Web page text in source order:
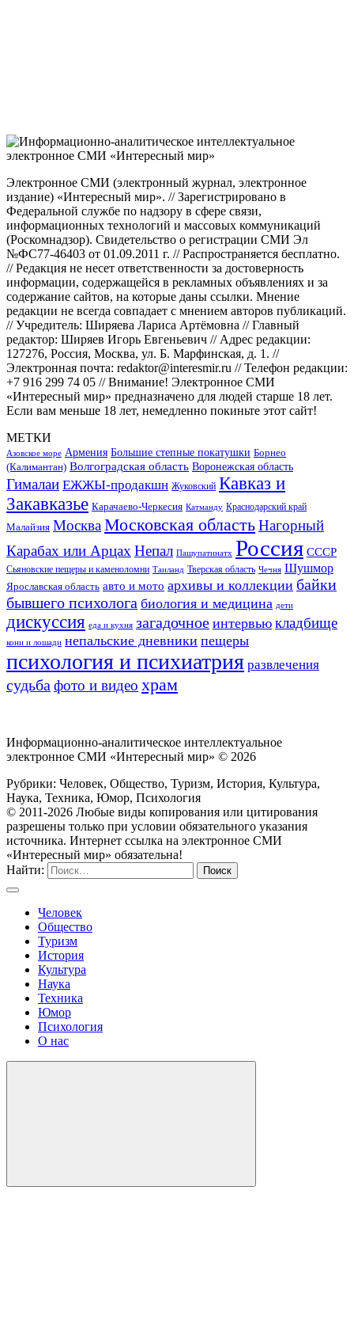
Электронное СМИ (электронный журнал, электронное
издание) «Интересный мир». // Зарегистрировано в
Федеральной службе по надзору в сфере связи,
информационных технологий и массовых коммуникаций
(Роскомнадзор). Свидетельство о регистрации СМИ Эл
№ФС77-46403 от 01.09.2011 г. // Распространяется бесплатно.
// Редакция не несет ответственности за достоверность
информации, содержащейся в рекламных объявлениях и за
содержание сайтов, на которые даны ссылки. Мнение
редакции не всегда совпадает с мнением авторов публикаций.
// Учредитель: Ширяева Лариса Артёмовна // Главный
редактор: Ширяев Игорь Евгеньевич // Адрес редакции:
127276, Россия, Москва, ул. Б. Марфинская, д. 1. //
Электронная почта: redaktor@interesmir.ru // Телефон редакции:
+7 916 299 74 05 // Внимание! Электронное СМИ
«Интересный мир» предназначено для людей старше 18 лет.
Если вам меньше 18 лет, немедленно покиньте этот сайт!
МЕТКИ
Азовское море Армения Большие степные покатушки Борнео
(Калимантан) Волгоградская область Воронежская область
Гималаи ЕЖЖЫ-продакшн Жуковский Кавказ и
Закавказье Карачаево-Черкесия Катманду Краснодарский край
Малайзия МоскваМосковская областьНагорный
Карабах или Арцах Непал Пашупатинатх Россия СССР
Сьяновские пещеры и каменоломни Таиланд Тверская область Чечня Шушмор
Ярославская область авто и мото архивы и коллекции байки
бывшего психолога биология и медицина дети
дискуссия еда и кухня загадочное интервью кладбище
кони и лошади непальские дневники пещеры
психология и психиатрия развлечения
судьба фото и видео храм
Информационно-аналитическое интеллектуальное
электронное СМИ «Интересный мир» © 2026
Рубрики: Человек, Общество, Туризм, История, Культура,
Наука, Техника, Юмор, Психология
© 2011-2026 Любые виды копирования или цитирования
разрешены только при условии обязательного указания
источника. Интернет ссылка на электронное СМИ
«Интересный мир» обязательна!
Найти:
Человек
Общество
Туризм
История
Культура
Наука
Техника
Юмор
Психология
О нас